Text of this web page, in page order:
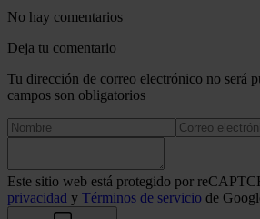
No hay comentarios
Deja tu comentario
Tu dirección de correo electrónico no será
campos son obligatorios
Este sitio web está protegido por
privacidad y Términos de servicio de